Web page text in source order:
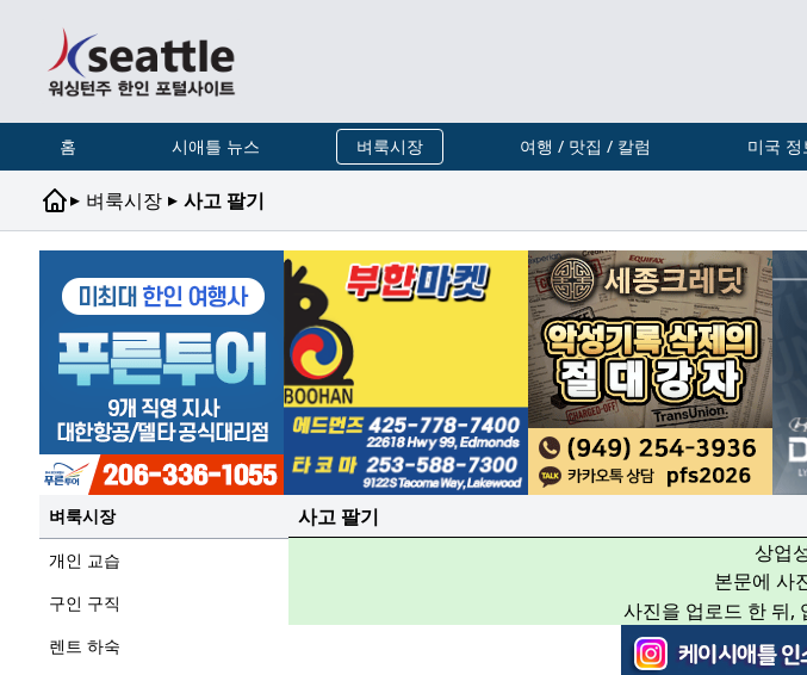
홈 시애틀 뉴스 벼룩시장 여행 / 맛집 / 칼럼 미국 정
▸ 벼룩시장 ▸ 사고 팔기
벼룩시장
개인 교습
구인 구직
렌트 하숙
사고 팔기
상업
본문에 사
사진을 업로드 한 뒤,